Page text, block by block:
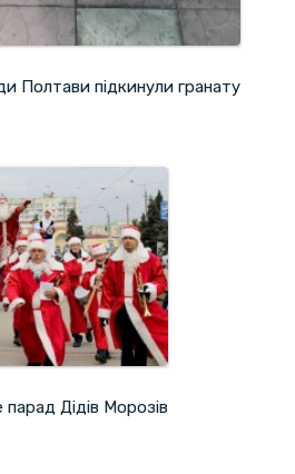
Полтави підкинули гранату
Дідів Морозів